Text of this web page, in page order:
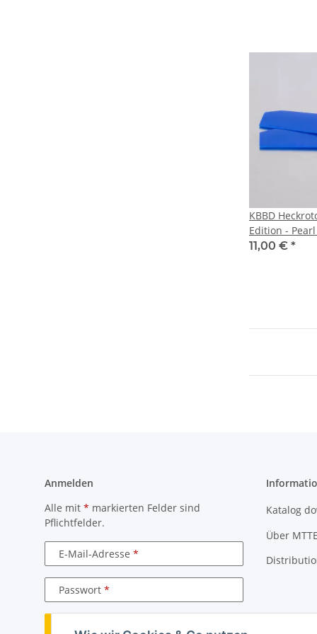
KBBD
Edition -
4mm Root -
11,00 € *
Anmelden
Alle mit * markierten Felder sind
Pflichtfelder.
E-Mail-Adresse
Passwort
Katalog
Über